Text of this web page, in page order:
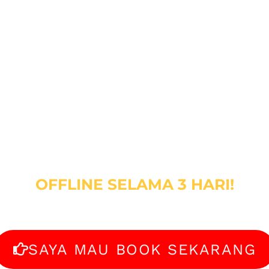
OFFLINE SELAMA 3 HARI!
SAYA MAU BOOK SEKARANG